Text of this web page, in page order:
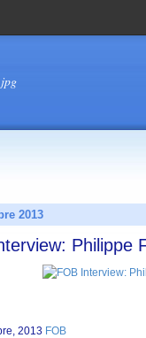
2013
Philippe
2013 FOB